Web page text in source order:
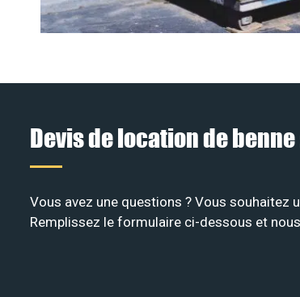
Devis de location de
Vous avez une questions ? Vous souhaitez
Remplissez le formulaire ci-dessous et